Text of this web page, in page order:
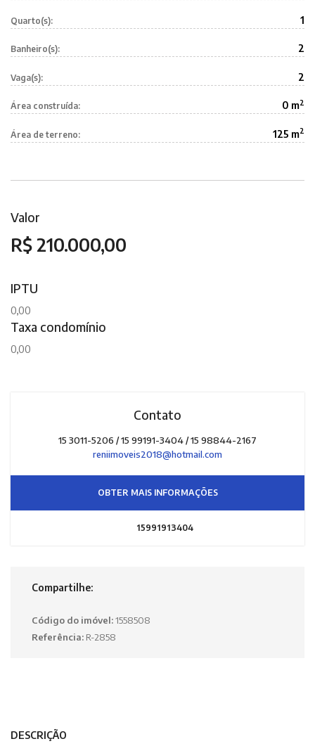
Quarto(s): 1
Banheiro(s): 2
Vaga(s): 2
Área construída: 0 m2
Área de terreno: 125 m2
Valor
R$ 210.000,00
IPTU
0,00
Taxa condomínio
0,00
Contato
15 3011-5206 / 15 99191-3404 / 15 98844-2167
reniimoveis2018@hotmail.com
OBTER MAIS INFORMAÇÕES
15991913404
Compartilhe:
Código do imóvel:1558508
Referência: R-2858
DESCRIÇÃO